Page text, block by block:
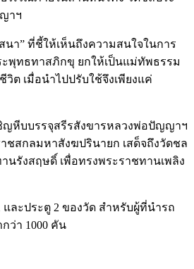
าฯ
า” ที่ชี้ให้เห็นถึงความสนใจในการ
พุทธทาสภิกขุ ยกให้เป็นแม่ทัพธรรม
เมื่อนำไปปรับใช้จึงเพียงแค่
ญหีบบรรจุสรีรสังขารหลวงพ่อปัญญาฯ
ชสกลมหาสังฆปรินายก เสด็จถึงวัดชล
นรังสฤษดิ์ เพื่อทรงพระราชทานเพลิง
ละประตู 2 ของวัด สำหรับผู้ที่นำรถ
ว่า 1000 คัน